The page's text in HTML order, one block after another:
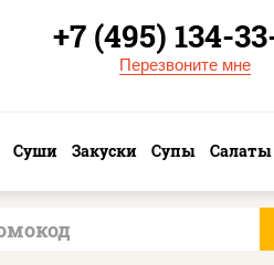
+7 (495) 134-
Перезвоните мне
Суши Закуски Супы Салаты